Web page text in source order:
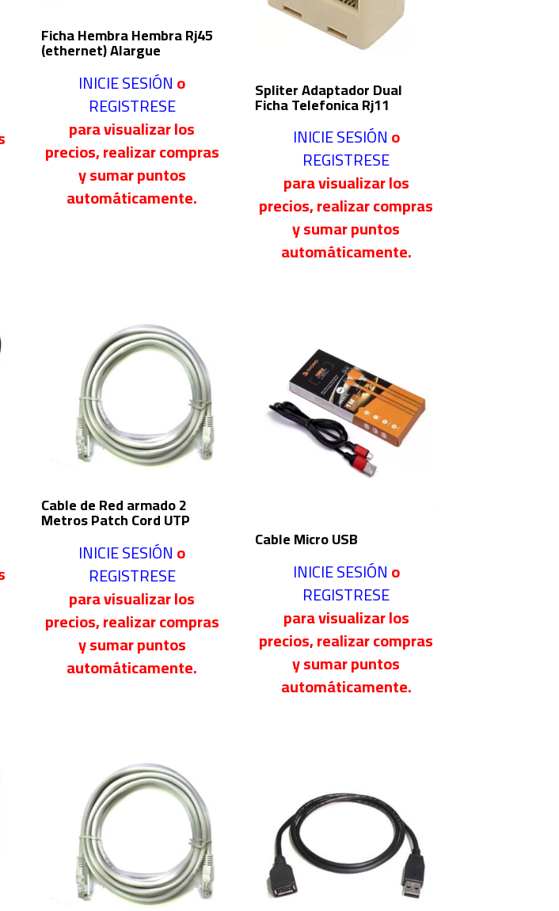
Ficha Hembra Hembra Rj45
(ethernet) Alargue
INICIE SESIÓNo
REGISTRESE
para visualizar los
precios, realizar compras
y sumar puntos
automáticamente.
Spliter Adaptador Dual
Ficha Telefonica Rj11
INICIE SESIÓNo
REGISTRESE
para visualizar los
precios, realizar compras
y sumar puntos
automáticamente.
Cable de Red armado 2
Metros Patch Cord UTP
INICIE SESIÓNo
REGISTRESE
para visualizar los
precios, realizar compras
y sumar puntos
automáticamente.
Cable Micro USB
INICIE SESIÓNo
REGISTRESE
para visualizar los
precios, realizar compras
y sumar puntos
automáticamente.